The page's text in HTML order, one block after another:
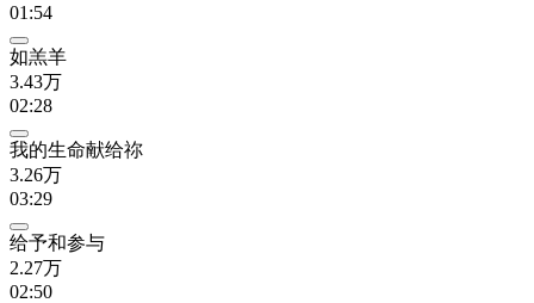
01:54
如羔羊
3.43万
02:28
我的生命献给祢
3.26万
03:29
给予和参与
2.27万
02:50